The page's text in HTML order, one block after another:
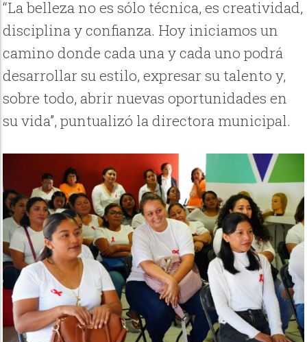
“La belleza no es sólo técnica, es creatividad,
disciplina y confianza. Hoy iniciamos un
camino donde cada una y cada uno podrá
desarrollar su estilo, expresar su talento y,
sobre todo, abrir nuevas oportunidades en
su vida”, puntualizó la directora municipal.